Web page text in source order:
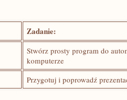
Zadanie:
Stwórz prosty ⁣program⁣ do
komputerze
Przygotuj i poprowadź